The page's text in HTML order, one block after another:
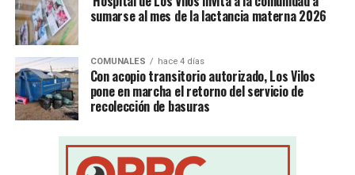
sumarse al mes de la lactancia materna 2026
COMUNALES hace 4 días
Con acopio transitorio autorizado, Los Vilos
pone en marcha el retorno del servicio de
recolección de basuras